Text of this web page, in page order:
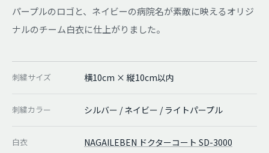
パープルのロゴと、ネイビーの病院名が素敵に映えるオリジ
ナルのチーム白衣に仕上がりました。
刺繍サイズ 横10cm × 縦10cm以内
刺繍カラー シルバー / ネイビー / ライトパープル
白衣 NAGAILEBEN ドクターコート SD-3000